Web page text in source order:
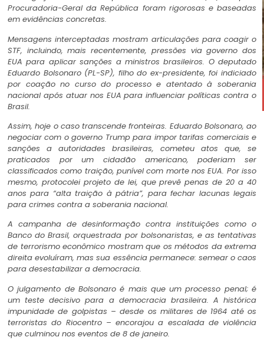
Procuradoria-Geral da República foram rigorosas e baseadas
em evidências concretas.
Mensagens interceptadas mostram articulações para coagir o
STF, incluindo, mais recentemente, pressões via governo dos
EUA para aplicar sanções a ministros brasileiros. O deputado
Eduardo Bolsonaro (PL-SP), filho do ex-presidente, foi indiciado
por coação no curso do processo e atentado à soberania
nacional após atuar nos EUA para influenciar políticas contra o
Brasil.
Assim, hoje o caso transcende fronteiras. Eduardo Bolsonaro, ao
negociar com o governo Trump para impor tarifas comerciais e
sanções a autoridades brasileiras, cometeu atos que, se
praticados por um cidadão americano, poderiam ser
classificados como traição, punível com morte nos EUA. Por isso
mesmo, protocolei projeto de lei, que prevê penas de 20 a 40
anos para “alta traição à pátria”, para fechar lacunas legais
para crimes contra a soberania nacional.
A campanha de desinformação contra instituições como o
Banco do Brasil, orquestrada por bolsonaristas, e as tentativas
de terrorismo econômico mostram que os métodos da extrema
direita evoluíram, mas sua essência permanece: semear o caos
para desestabilizar a democracia.
O julgamento de Bolsonaro é mais que um processo penal; é
um teste decisivo para a democracia brasileira. A histórica
impunidade de golpistas – desde os militares de 1964 até os
terroristas do Riocentro – encorajou a escalada de violência
que culminou nos eventos de 8 de janeiro.